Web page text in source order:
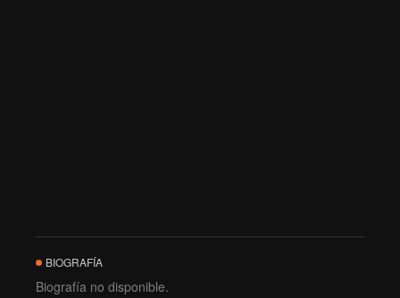
BIOGRAFÍA
Biografía no disponible.